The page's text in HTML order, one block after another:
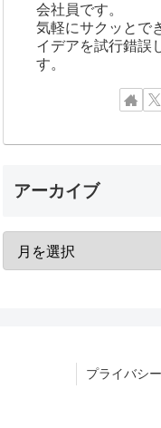
会社員です。
気軽にサクッとで
イデアを試行錯誤
す。
アーカイブ
プライバシ